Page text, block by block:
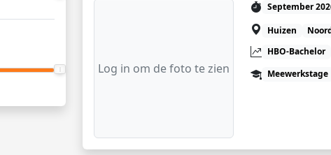
Log in om de foto te zien
September
Huizen
HBO-Bachelor
Meewerkstage